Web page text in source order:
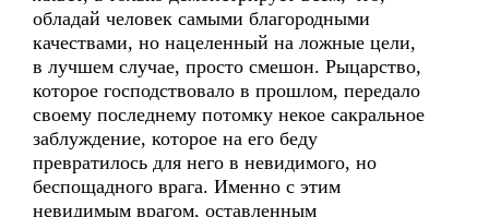
обладай человек самыми благородными
качествами, но нацеленный на ложные цели,
в лучшем случае, просто смешон. Рыцарство,
которое господствовало в прошлом, передало
своему последнему потомку некое сакральное
заблуждение, которое на его беду
превратилось для него в невидимого, но
беспощадного врага. Именно с этим
невидимым врагом, оставленным